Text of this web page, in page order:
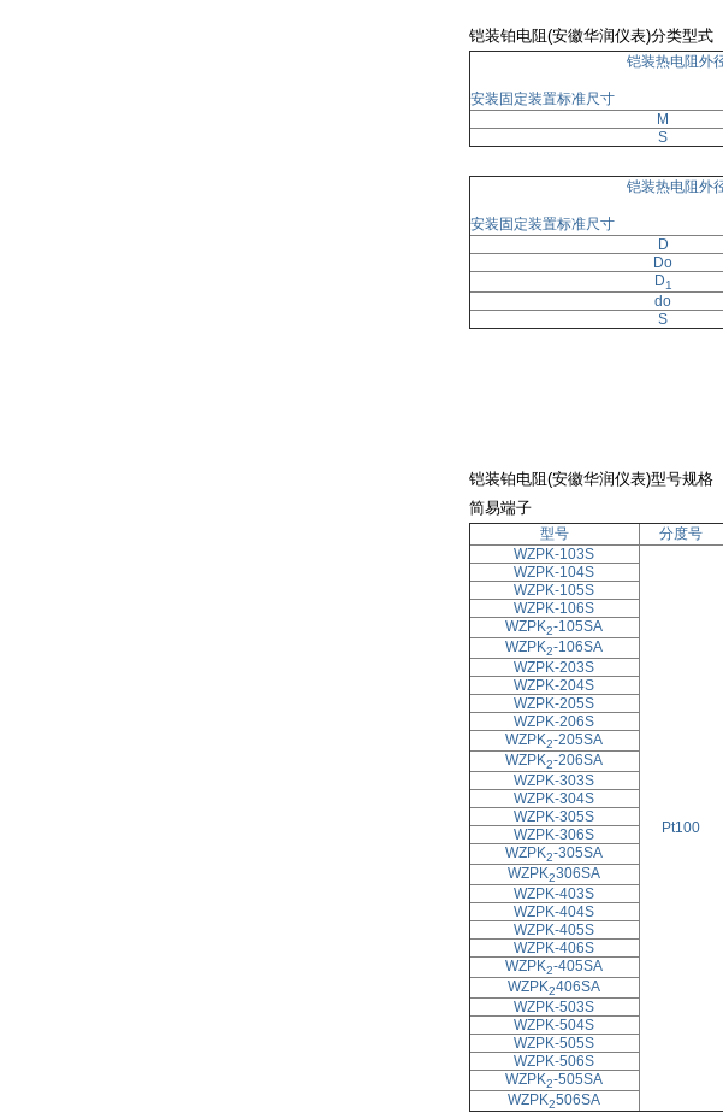
铠装铂电阻(安徽华润仪表)分类型式
铠装热电阻外
安装固定装置标准尺寸
M
S
铠装热电阻外
安装固定装置标准尺寸
D
Do
D1
do
S
铠装铂电阻(安徽华润仪表)型号规格
简易端子
型号 分度号
WZPK-103S
Pt100
WZPK-104S
WZPK-105S
WZPK-106S
WZPK2-105SA
WZPK2-106SA
WZPK-203S
WZPK-204S
WZPK-205S
WZPK-206S
WZPK2-205SA
WZPK2-206SA
WZPK-303S
WZPK-304S
WZPK-305S
WZPK-306S
WZPK2-305SA
WZPK2306SA
WZPK-403S
WZPK-404S
WZPK-405S
WZPK-406S
WZPK2-405SA
WZPK2406SA
WZPK-503S
WZPK-504S
WZPK-505S
WZPK-506S
WZPK2-505SA
WZPK2506SA